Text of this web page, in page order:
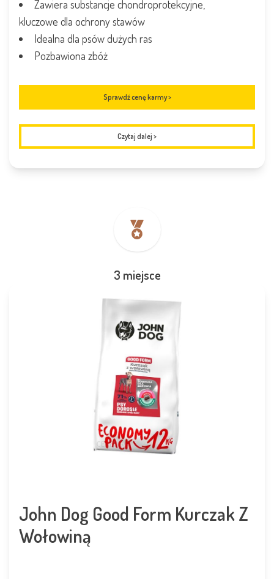
Zawiera substancje chondroprotekcyjne,
kluczowe dla ochrony stawów
Idealna dla psów dużych ras
Pozbawiona zbóż
Sprawdź cenę karmy >
Czytaj dalej >
3 miejsce
John Dog Good Form Kurczak Z
Wołowiną